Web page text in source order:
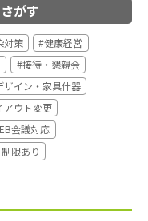
がす
対策
#健康経営
#接待・懇親会
ザイン・家具什器
アウト変更
会議対応
限あり